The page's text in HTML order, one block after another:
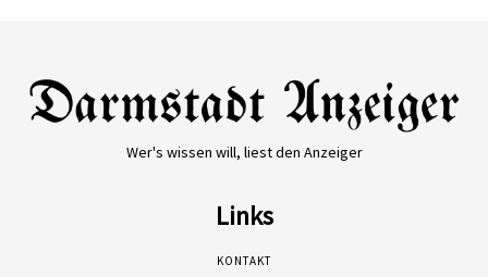
Wer's wissen will, liest den Anzeiger
Links
KONTAKT